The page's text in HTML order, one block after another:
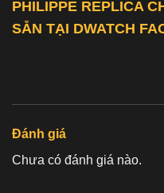
PHILIPPE REPLICA
SẴN TẠI DWATCH
Đánh giá
Chưa có đánh giá nào.